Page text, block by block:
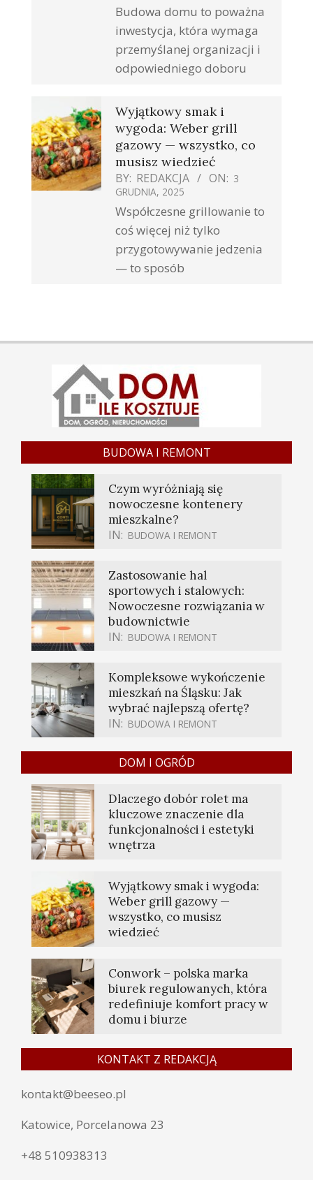
Budowa domu to poważna
inwestycja, która wymaga
przemyślanej organizacji i
odpowiedniego doboru
Wyjątkowy smak i
wygoda: Weber grill
gazowy — wszystko, co
musisz wiedzieć
BY: REDAKCJA ON: 3
GRUDNIA, 2025
Współczesne grillowanie to
coś więcej niż tylko
przygotowywanie jedzenia
— to sposób
BUDOWA I REMONT
Czym wyróżniają się
nowoczesne kontenery
mieszkalne?
IN: BUDOWA I REMONT
Zastosowanie hal
sportowych i stalowych:
Nowoczesne rozwiązania w
budownictwie
IN: BUDOWA I REMONT
Kompleksowe wykończenie
mieszkań na Śląsku: Jak
wybrać najlepszą ofertę?
IN: BUDOWA I REMONT
DOM I OGRÓD
Dlaczego dobór rolet ma
kluczowe znaczenie dla
funkcjonalności i estetyki
wnętrza
Wyjątkowy smak i wygoda:
Weber grill gazowy —
wszystko, co musisz
wiedzieć
Conwork – polska marka
biurek regulowanych, która
redefiniuje komfort pracy w
domu i biurze
KONTAKT Z REDAKCJĄ
kontakt@beeseo.pl
Katowice, Porcelanowa 23
+48 510938313